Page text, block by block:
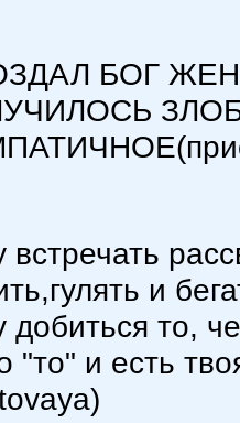
БОГ
встречать
и
добиться то,
"то" и есть